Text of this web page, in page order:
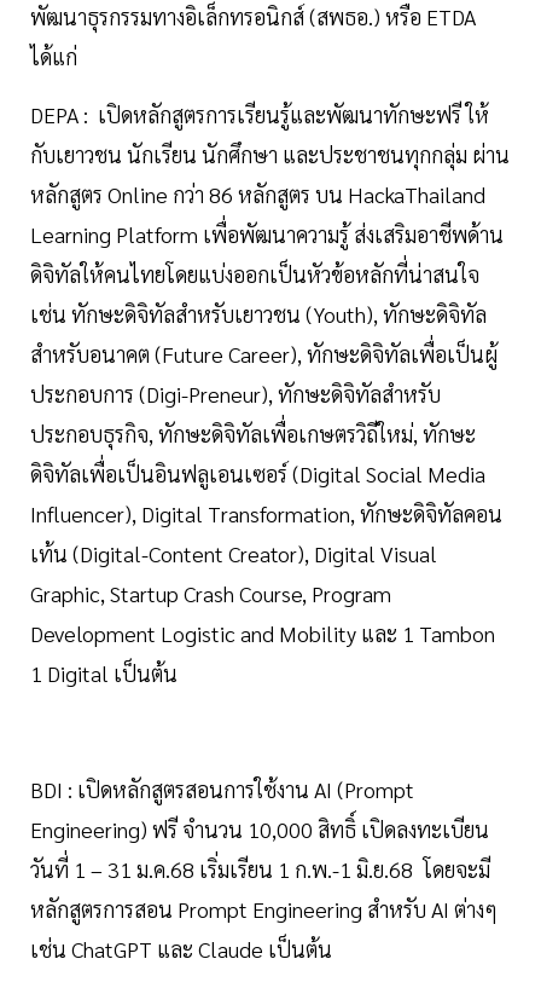
พัฒนาธุรกรรมทางอิเล็กทรอนิกส์ (สพธอ.) หรือ ETDA
ได้แก่
DEPA : เปิดหลักสูตรการเรียนรู้และพัฒนาทักษะฟรี ให้
กับเยาวชน นักเรียน นักศึกษา และประชาชนทุกกลุ่ม ผ่าน
หลักสูตร Online กว่า 86 หลักสูตร บน HackaThailand
Learning Platform เพื่อพัฒนาความรู้ ส่งเสริมอาชีพด้าน
ดิจิทัลให้คนไทยโดยแบ่งออกเป็นหัวข้อหลักที่น่าสนใจ
เช่น ทักษะดิจิทัลสำหรับเยาวชน (Youth), ทักษะดิจิทัล
สำหรับอนาคต (Future Career), ทักษะดิจิทัลเพื่อเป็นผู้
ประกอบการ (Digi-Preneur), ทักษะดิจิทัลสำหรับ
ประกอบธุรกิจ, ทักษะดิจิทัลเพื่อเกษตรวิถีใหม่, ทักษะ
ดิจิทัลเพื่อเป็นอินฟลูเอนเซอร์ (Digital Social Media
Influencer), Digital Transformation, ทักษะดิจิทัลคอน
เท้น (Digital-Content Creator), Digital Visual
Graphic, Startup Crash Course, Program
Development Logistic and Mobility และ 1 Tambon
1 Digital เป็นต้น
BDI : เปิดหลักสูตรสอนการใช้งาน AI (Prompt
Engineering) ฟรี จำนวน 10,000 สิทธิ์ เปิดลงทะเบียน
วันที่ 1 – 31 ม.ค.68 เริ่มเรียน 1 ก.พ.-1 มิ.ย.68 โดยจะมี
หลักสูตรการสอน Prompt Engineering สำหรับ AI ต่างๆ
เช่น ChatGPT และ Claude เป็นต้น